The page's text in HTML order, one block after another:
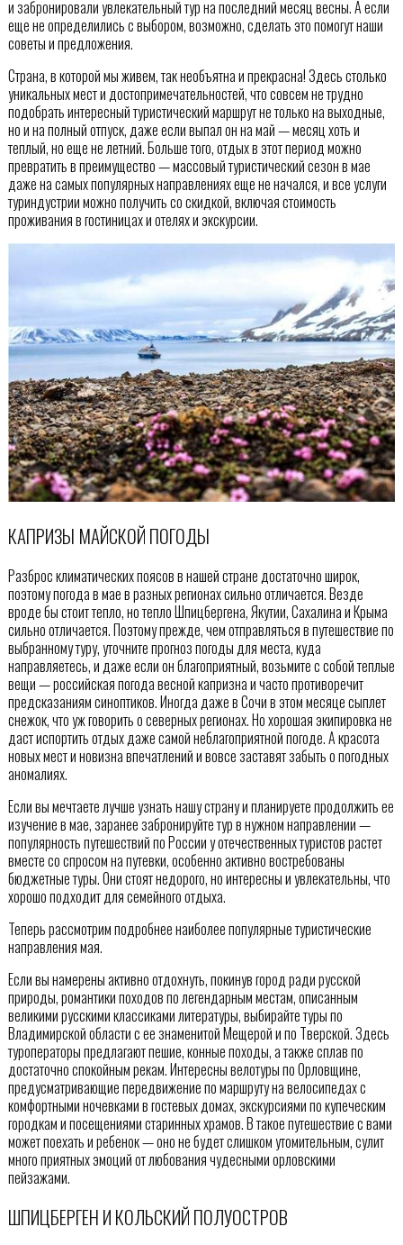
и забронировали увлекательный тур на последний месяц весны. А если
еще не определились с выбором, возможно, сделать это помогут наши
советы и предложения.
Страна, в которой мы живем, так необъятна и прекрасна! Здесь столько
уникальных мест и достопримечательностей, что совсем не трудно
подобрать интересный туристический маршрут не только на выходные,
но и на полный отпуск, даже если выпал он на май — месяц хоть и
теплый, но еще не летний. Больше того, отдых в этот период можно
превратить в преимущество — массовый туристический сезон в мае
даже на самых популярных направлениях еще не начался, и все услуги
туриндустрии можно получить со скидкой, включая стоимость
проживания в гостиницах и отелях и экскурсии.
КАПРИЗЫ МАЙСКОЙ ПОГОДЫ
Разброс климатических поясов в нашей стране достаточно широк,
поэтому погода в мае в разных регионах сильно отличается. Везде
вроде бы стоит тепло, но тепло Шпицбергена, Якутии, Сахалина и Крыма
сильно отличается. Поэтому прежде, чем отправляться в путешествие по
выбранному туру, уточните прогноз погоды для места, куда
направляетесь, и даже если он благоприятный, возьмите с собой теплые
вещи — российская погода весной капризна и часто противоречит
предсказаниям синоптиков. Иногда даже в Сочи в этом месяце сыплет
снежок, что уж говорить о северных регионах. Но хорошая экипировка не
даст испортить отдых даже самой неблагоприятной погоде. А красота
новых мест и новизна впечатлений и вовсе заставят забыть о погодных
аномалиях.
Если вы мечтаете лучше узнать нашу страну и планируете продолжить ее
изучение в мае, заранее забронируйте тур в нужном направлении —
популярность путешествий по России у отечественных туристов растет
вместе со спросом на путевки, особенно активно востребованы
бюджетные туры. Они стоят недорого, но интересны и увлекательны, что
хорошо подходит для семейного отдыха.
Теперь рассмотрим подробнее наиболее популярные туристические
направления мая.
Если вы намерены активно отдохнуть, покинув город ради русской
природы, романтики походов по легендарным местам, описанным
великими русскими классиками литературы, выбирайте туры по
Владимирской области с ее знаменитой Мещерой и по Тверской. Здесь
туроператоры предлагают пешие, конные походы, а также сплав по
достаточно спокойным рекам. Интересны велотуры по Орловщине,
предусматривающие передвижение по маршруту на велосипедах с
комфортными ночевками в гостевых домах, экскурсиями по купеческим
городкам и посещениями старинных храмов. В такое путешествие с вами
может поехать и ребенок — оно не будет слишком утомительным, сулит
много приятных эмоций от любования чудесными орловскими
пейзажами.
ШПИЦБЕРГЕН И КОЛЬСКИЙ ПОЛУОСТРОВ